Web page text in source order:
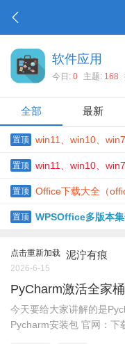
软件应用
今日: 0 主题: 168
全部 最新
置顶 win11、win10、
置顶 win11、win10、
置顶 Office下载大全（
置顶 WPSOffice多版本
点击重新加载 泥泞有痕
2026-6-15
PyCharm激活全家
今天要给大家讲解的是
Pycharm安装包 官网：下